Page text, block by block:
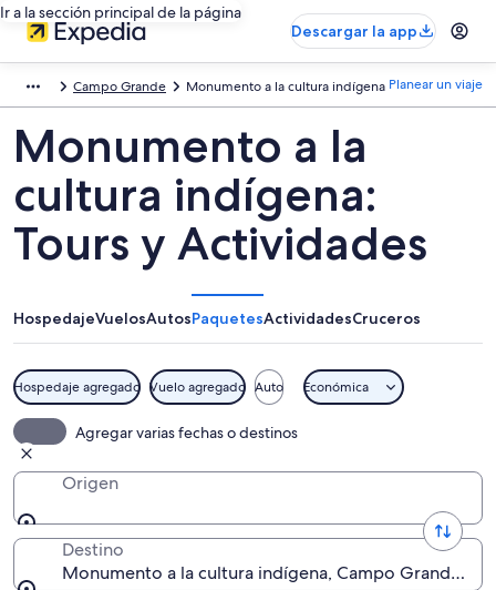
Ir a la sección principal de la página
Descargar la app
Campo Grande Monumento a la cultura indígena Planear un viaje
Monumento a la
cultura indígena:
Tours y Actividades
HospedajeVuelosAutosPaquetesActividadesCruceros
Hospedaje agregado Vuelo agregado Auto Económica
Agregar varias fechas o destinos
Origen
Destino
Monumento a la cultura indígena, Campo Grande,